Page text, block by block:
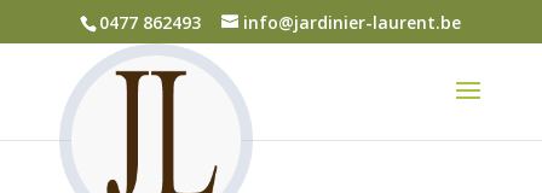
0477 862493 info@jardinier-laurent.be